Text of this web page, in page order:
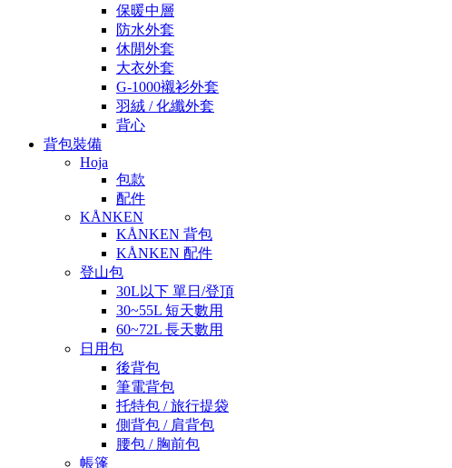
保暖中層
防水外套
休閒外套
大衣外套
G-1000襯衫外套
羽絨 / 化纖外套
背心
背包裝備
Hoja
包款
配件
KÅNKEN
KÅNKEN 背包
KÅNKEN 配件
登山包
30L以下 單日/登頂
30~55L 短天數用
60~72L 長天數用
日用包
後背包
筆電背包
托特包 / 旅行提袋
側背包 / 肩背包
腰包 / 胸前包
帳篷